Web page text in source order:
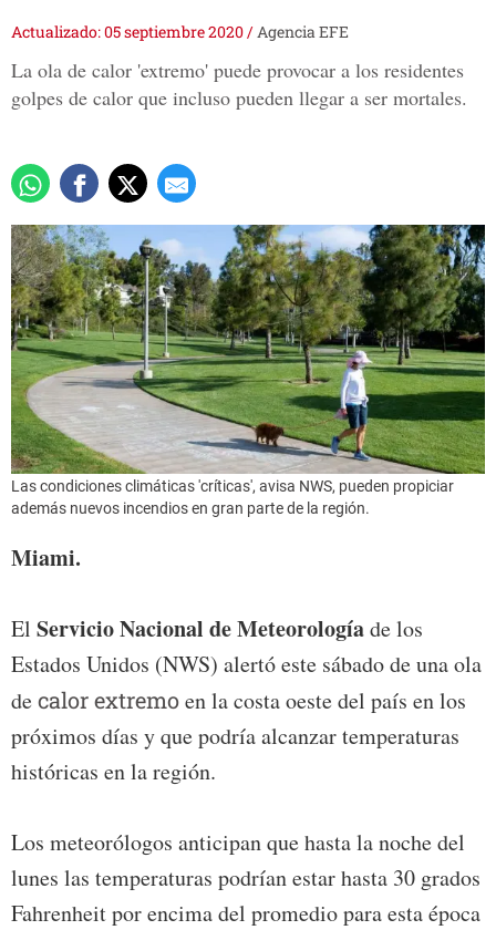
Actualizado: 05 septiembre 2020/Agencia EFE
La ola de calor 'extremo' puede provocar a los residentes
golpes de calor que incluso pueden llegar a ser mortales.
Las condiciones climáticas 'críticas', avisa NWS, pueden propiciar
además nuevos incendios en gran parte de la región.
Miami.
El Servicio Nacional de Meteorologíade los
Estados Unidos (NWS) alertó este sábado de una ola
decalor extremoen la costa oeste del país en los
próximos días y que podría alcanzar temperaturas
históricas en la región.
Los meteorólogos anticipan que hasta la noche del
lunes las temperaturas podrían estar hasta 30 grados
Fahrenheit por encima del promedio para esta época